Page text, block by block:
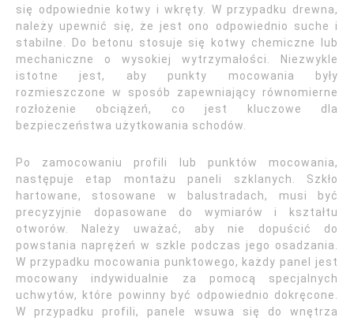
się odpowiednie kotwy i wkręty. W przypadku drewna,
należy upewnić się, że jest ono odpowiednio suche i
stabilne. Do betonu stosuje się kotwy chemiczne lub
mechaniczne o wysokiej wytrzymałości. Niezwykle
istotne jest, aby punkty mocowania były
rozmieszczone w sposób zapewniający równomierne
rozłożenie obciążeń, co jest kluczowe dla
bezpieczeństwa użytkowania schodów.
Po zamocowaniu profili lub punktów mocowania,
następuje etap montażu paneli szklanych. Szkło
hartowane, stosowane w balustradach, musi być
precyzyjnie dopasowane do wymiarów i kształtu
otworów. Należy uważać, aby nie dopuścić do
powstania naprężeń w szkle podczas jego osadzania.
W przypadku mocowania punktowego, każdy panel jest
mocowany indywidualnie za pomocą specjalnych
uchwytów, które powinny być odpowiednio dokręcone.
W przypadku profili, panele wsuwa się do wnętrza